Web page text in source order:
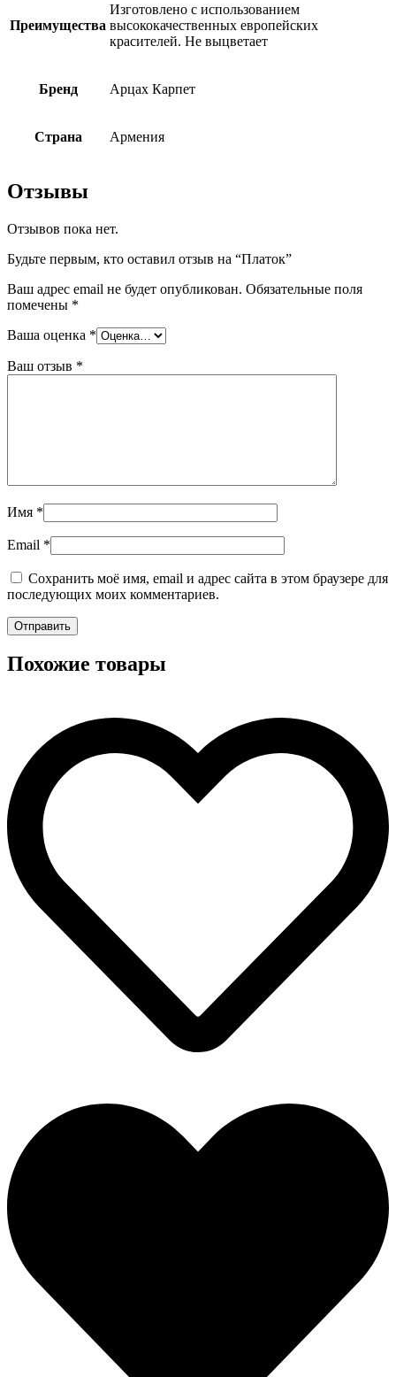
Преимущества
Изготовлено с использованием
высококачественных европейских
красителей. Не выцветает
Бренд Арцах Карпет
Страна Армения
Отзывы
Отзывов пока нет.
Будьте первым, кто оставил отзыв на “Платок”
Ваш адрес email не будет опубликован. Обязательные поля
помечены *
Ваша оценка *
Ваш отзыв *
Имя *
Email *
Сохранить моё имя, email и адрес сайта в этом браузере для
последующих моих комментариев.
Похожие товары